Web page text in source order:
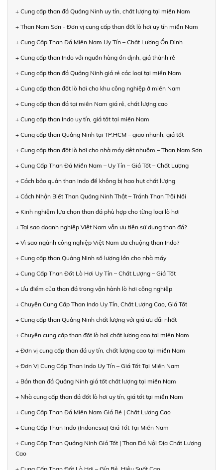
+ Cung cấp than đá Quảng Ninh uy tín, chất lượng tại miền Nam
+ Than Nam Sơn - Đơn vị cung cấp than đốt lò hơi uy tín miền Nam
+ Cung Cấp Than Đá Miền Nam Uy Tín – Chất Lượng Ổn Định
+ Cung cấp than Indo với nguồn hàng ổn định, giá thành rẻ
+ Cung cấp than đá Quảng Ninh giá rẻ các loại tại miền Nam
+ Cung cấp than đốt lò hơi cho khu công nghiệp ở miền Nam
+ Cung cấp than đá tại miền Nam giá rẻ, chất lượng cao
+ Cung cấp than Indo uy tín, giá tốt tại miền Nam
+ Cung cấp than Quảng Ninh tại TP.HCM – giao nhanh, giá tốt
+ Cung cấp than đốt lò hơi cho nhà máy dệt nhuộm – Than Nam Sơn
+ Cung Cấp Than Đá Miền Nam – Uy Tín – Giá Tốt – Chất Lượng
+ Cách bảo quản than Indo để không bị hao hụt chất lượng
+ Cách Nhận Biết Than Quảng Ninh Thật – Tránh Than Trôi Nổi
+ Kinh nghiệm lựa chọn than đá phù hợp cho từng loại lò hơi
+ Tại sao doanh nghiệp Việt Nam vẫn ưu tiên sử dụng than đá?
+ Vì sao ngành công nghiệp Việt Nam ưa chuộng than Indo?
+ Cung cấp than Quảng Ninh số lượng lớn cho nhà máy
+ Cung Cấp Than Đốt Lò Hơi Uy Tín – Chất Lượng – Giá Tốt
+ Ưu điểm của than đá trong vận hành lò hơi công nghiệp
+ Chuyên Cung Cấp Than Indo Uy Tín, Chất Lượng Cao, Giá Tốt
+ Cung cấp than Quảng Ninh chất lượng với giá ưu đãi nhất
+ Chuyên cung cấp than đốt lò hơi chất lượng cao tại miền Nam
+ Đơn vị cung cấp than đá uy tín, chất lượng cao tại miền Nam
+ Đơn Vị Cung Cấp Than Indo Uy Tín – Giá Tốt Tại Miền Nam
+ Bán than đá Quảng Ninh giá tốt chất lượng tại miền Nam
+ Nhà cung cấp than đá đốt lò hơi uy tín, giá tốt tại miền Nam
+ Cung Cấp Than Đá Miền Nam Giá Rẻ | Chất Lượng Cao
+ Cung Cấp Than Indo (Indonesia) Giá Tốt Tại Miền Nam
+ Cung Cấp Than Quảng Ninh Giá Tốt | Than Đá Nội Địa Chất Lượng
Cao